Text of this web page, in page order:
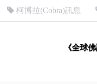
柯博拉(Cobra)訊息
《全球